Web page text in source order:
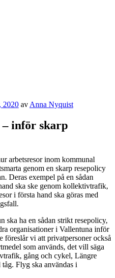
2020 av Anna Nyquist
inför skarp
arbetsresor inom kommunal
genom en skarp resepolicy
Deras exempel på en sådan
ska ske genom kollektivtrafik,
i första hand ska göras med
ska ha en sådan strikt resepolicy,
organisationer i Vallentuna inför
föreslår vi att privatpersoner också
som används, det vill säga
gång och cykel, Längre
Flyg ska användas i